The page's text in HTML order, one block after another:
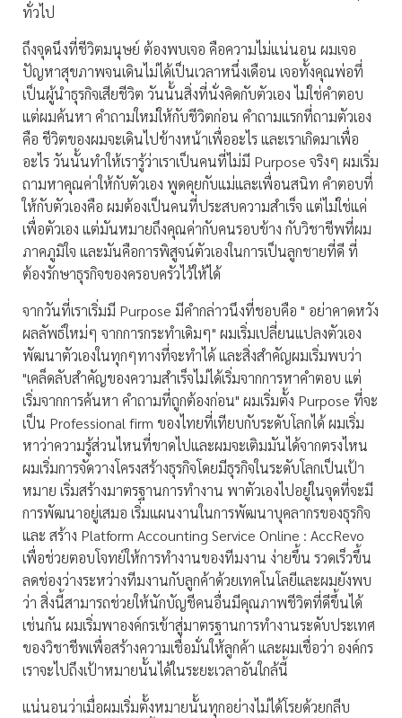
ทั่วไป
ถึงจุดนึงที่ชีวิตมนุษย์ ต้องพบเจอ คือความไม่แน่นอน ผมเจอ
ปัญหาสุขภาพจนเดินไม่ได้เป็นเวลาหนึ่งเดือน เจอทั้งคุณพ่อที่
เป็นผู้นำธุรกิจเสียชีวิต วันนั้นสิ่งที่นั่งคิดกับตัวเอง ไม่ใช่คำตอบ
แต่ผมค้นหา คำถามใหม่ให้กับชีวิตก่อน คำถามแรกที่ถามตัวเอง
คือ ชีวิตของผมจะเดินไปข้างหน้าเพื่ออะไร และเราเกิดมาเพื่อ
อะไร วันนั้นทำให้เรารู้ว่าเราเป็นคนที่ไม่มี Purpose จริงๆ ผมเริ่ม
ถามหาคุณค่าให้กับตัวเอง พูดคุยกับแม่และเพื่อนสนิท คำตอบที่
ให้กับตัวเองคือ ผมต้องเป็นคนที่ประสบความสำเร็จ แต่ไม่ใช่แค่
เพื่อตัวเอง แต่มันหมายถึงคุณค่ากับคนรอบข้าง กับวิชาชีพที่ผม
ภาคภูมิใจ และมันคือการพิสูจน์ตัวเองในการเป็นลูกชายที่ดี ที่
ต้องรักษาธุรกิจของครอบครัวไว้ให้ได้
จากวันที่เราเริ่มมี Purpose มีคำกล่าวนึงที่ชอบคือ " อย่าคาดหวัง
ผลลัพธ์ใหม่ๆ จากการกระทำเดิมๆ" ผมเริ่มเปลี่ยนแปลงตัวเอง
พัฒนาตัวเองในทุกๆทางที่จะทำได้ และสิ่งสำคัญผมเริ่มพบว่า
"เคล็ดลับสำคัญของความสำเร็จไม่ได้เริ่มจากการหาคำตอบ แต่
เริ่มจากการค้นหา คำถามที่ถูกต้องก่อน" ผมเริ่มตั้ง Purpose ที่จะ
เป็น Professional firm ของไทยที่เทียบกับระดับโลกได้ ผมเริ่ม
หาว่าความรู้ส่วนไหนที่ขาดไปและผมจะเติมมันได้จากตรงไหน
ผมเริ่มการจัดวางโครงสร้างธุรกิจโดยมีธุรกิจในระดับโลกเป็นเป้า
หมาย เริ่มสร้างมาตรฐานการทำงาน พาตัวเองไปอยู่ในจุดที่จะมี
การพัฒนาอยู่เสมอ เริ่มแผนงานในการพัฒนาบุคลากรของธุรกิจ
และ สร้าง Platform Accounting Service Online : AccRevo
เพื่อช่วยตอบโจทย์ให้การทำงานของทีมงาน ง่ายขึ้น รวดเร็วขึ้น
ลดช่องว่างระหว่างทีมงานกับลูกค้าด้วยเทคโนโลยีและผมยังพบ
ว่า สิ่งนี้สามารถช่วยให้นักบัญชีคนอื่นมีคุณภาพชีวิตที่ดีขึ้นได้
เช่นกัน ผมเริ่มพาองค์กรเข้าสู่มาตรฐานการทำงานระดับประเทศ
ของวิชาชีพเพื่อสร้างความเชื่อมั่นให้ลูกค้า และผมเชื่อว่า องค์กร
เราจะไปถึงเป้าหมายนั้นได้ในระยะเวลาอันใกล้นี้
แน่นอนว่าเมื่อผมเริ่มตั้งหมายนั้นทุกอย่างไม่ได้โรยด้วยกลีบ